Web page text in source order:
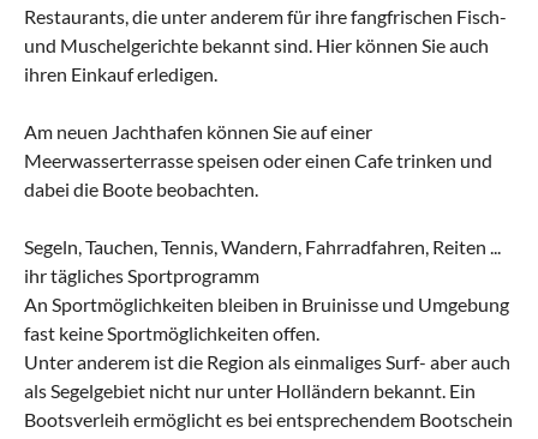
Restaurants, die unter anderem für ihre fangfrischen Fisch-
und Muschelgerichte bekannt sind. Hier können Sie auch
ihren Einkauf erledigen.
Am neuen Jachthafen können Sie auf einer
Meerwasserterrasse speisen oder einen Cafe trinken und
dabei die Boote beobachten.
Segeln, Tauchen, Tennis, Wandern, Fahrradfahren, Reiten ...
ihr tägliches Sportprogramm
An Sportmöglichkeiten bleiben in Bruinisse und Umgebung
fast keine Sportmöglichkeiten offen.
Unter anderem ist die Region als einmaliges Surf- aber auch
als Segelgebiet nicht nur unter Holländern bekannt. Ein
Bootsverleih ermöglicht es bei entsprechendem Bootschein